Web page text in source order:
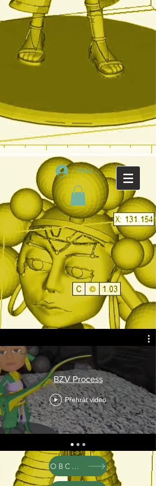
Přihlásit se
BZV Process
Přehrát video
OBCHOD